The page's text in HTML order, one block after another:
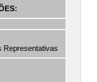
Representativas